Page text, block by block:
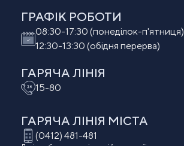
ГРАФІК РОБОТИ
08:30-17:30 (понеділок-п'ятниця)
12:30-13:30 (обідня перерва)
ГАРЯЧА ЛІНІЯ
15-80
ГАРЯЧА ЛІНІЯ МIСТА
(0412) 481-481